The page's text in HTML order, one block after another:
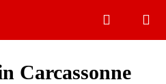
Carcassonne